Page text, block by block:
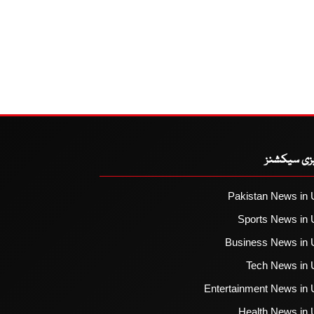
سیکشنز
Pakistan News in
Sports News in
Business News in
Tech News in
Entertainment News in